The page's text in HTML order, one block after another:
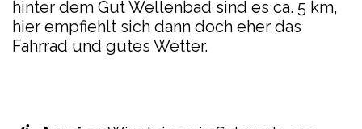
hinter dem Gut Wellenbad sind es ca. 5 km,
hier empfiehlt sich dann doch eher das
Fahrrad und gutes Wetter.